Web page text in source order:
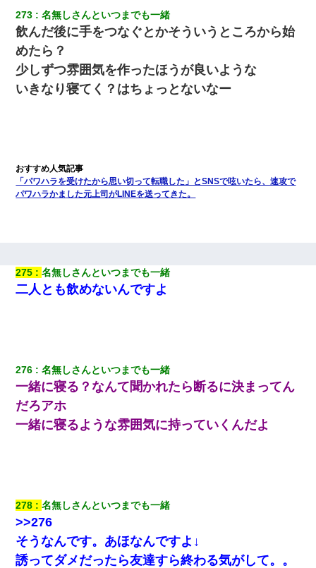
273 名無しさんといつまでも一緒
飲んだ後に手をつなぐとかそういうところから始
めたら？
少しずつ雰囲気を作ったほうが良いような
いきなり寝てく？はちょっとないなー
「パワハラを受けたから思い切って転職した」とSNSで呟いたら、速攻で
パワハラかました元上司がLINEを送ってきた。
275 名無しさんといつまでも一緒
二人とも飲めないんですよ
276 名無しさんといつまでも一緒
一緒に寝る？なんて聞かれたら断るに決まってん
だろアホ
一緒に寝るような雰囲気に持っていくんだよ
278 名無しさんといつまでも一緒
>>276
そうなんです。あほなんですよ↓
誘ってダメだったら友達すら終わる気がして。。